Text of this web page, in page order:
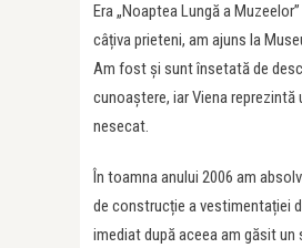
Era „Noaptea Lungă a
câțiva prieteni, am ajuns la
Am fost și sunt însetată de
cunoaștere, iar Viena reprezintă
nesecat.
În toamna anului 2006 am
de construcție a vestimentației
imediat după aceea am găsit un